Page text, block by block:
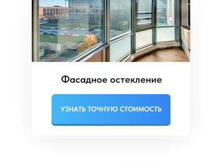
Фасадное остекление
УЗНАТЬ ТОЧНУЮ СТОИМОСТЬ